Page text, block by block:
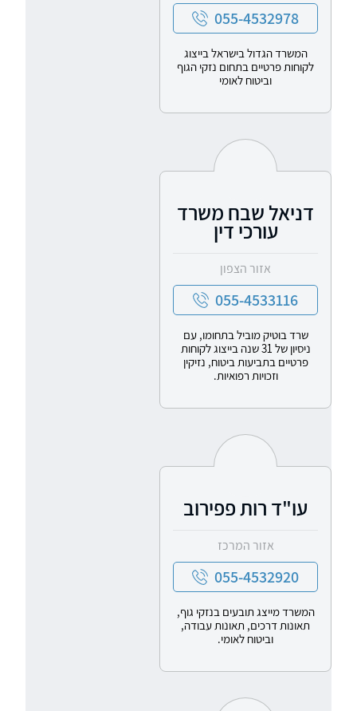
055-4532978
המשרד הגדול בישראל בייצוג
לקוחות פרטיים בתחום נזקי הגוף
וביטוח לאומי
דניאל שבח משרד
עורכי דין
אזור הצפון
055-4533116
שרד בוטיק מוביל בתחומו, עם
ניסיון של 31 שנה בייצוג לקוחות
פרטיים בתביעות ביטוח, נזיקין
וזכויות רפואיות.
עו"ד רות פפירוב
אזור המרכז
055-4532920
המשרד מייצג תובעים בנזקי גוף,
תאונות דרכים, תאונות עבודה,
וביטוח לאומי.